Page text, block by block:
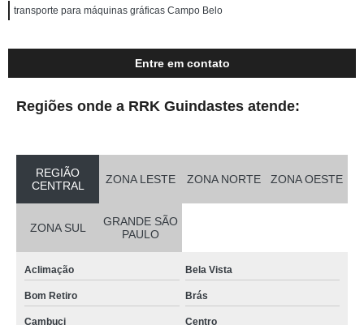
transporte para máquinas gráficas Campo Belo
Entre em contato
Regiões onde a RRK Guindastes atende:
REGIÃO
CENTRAL
ZONA LESTE ZONA NORTE ZONA OESTE
ZONA SUL
GRANDE SÃO
PAULO
Aclimação Bela Vista
Bom Retiro Brás
Cambuci Centro